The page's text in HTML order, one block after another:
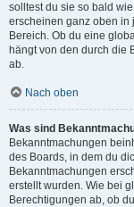
solltest du sie so bald
erscheinen ganz oben in
Bereich. Ob du eine
hängt von den durch die
ab.
Nach oben
Was sind
Bekanntmachungen
des Boards, in dem du
Bekanntmachungen
erstellt wurden. Wie bei
Berechtigungen ab, ob